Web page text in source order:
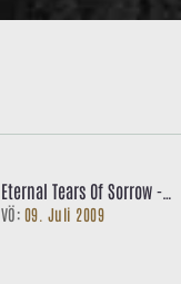
Eternal Tears Of Sorrow -
Children of the Dark Waters
VÖ: 09. Juli 2009